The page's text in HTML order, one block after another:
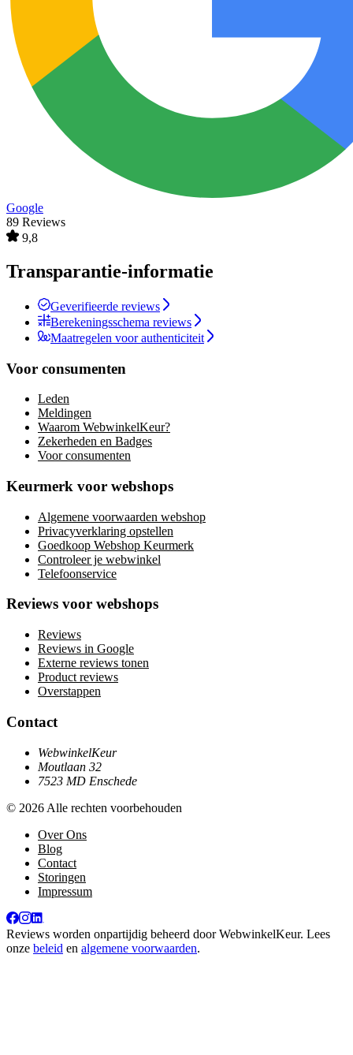
Google
89 Reviews
9,8
Transparantie-informatie
Geverifieerde reviews
Berekeningsschema reviews
Maatregelen voor authenticiteit
Voor consumenten
Leden
Meldingen
Waarom WebwinkelKeur?
Zekerheden en Badges
Voor consumenten
Keurmerk voor webshops
Algemene voorwaarden webshop
Privacyverklaring opstellen
Goedkoop Webshop Keurmerk
Controleer je webwinkel
Telefoonservice
Reviews voor webshops
Reviews
Reviews in Google
Externe reviews tonen
Product reviews
Overstappen
Contact
WebwinkelKeur
Moutlaan 32
7523 MD Enschede
© 2026 Alle rechten voorbehouden
Over Ons
Blog
Contact
Storingen
Impressum
Reviews worden onpartijdig beheerd doorWebwinkelKeur. Lees
onze beleid en algemene voorwaarden.